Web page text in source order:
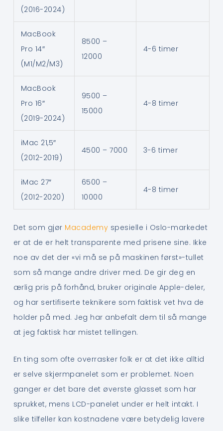
(2016-2024)
MacBook
Pro 14″
(M1/M2/M3)
8500 –
12000
4-6 timer
MacBook
Pro 16″
(2019-2024)
9500 –
15000
4-8 timer
iMac 21,5″
(2012-2019)
4500 – 7000 3-6 timer
iMac 27″
(2012-2020)
6500 –
10000
4-8 timer
Det som gjør Macademy spesielle i Oslo-markedet
er at de er helt transparente med prisene sine. Ikke
noe av det der «vi må se på maskinen først»-tullet
som så mange andre driver med. De gir deg en
ærlig pris på forhånd, bruker originale Apple-deler,
og har sertifiserte teknikere som faktisk vet hva de
holder på med. Jeg har anbefalt dem til så mange
at jeg faktisk har mistet tellingen.
En ting som ofte overrasker folk er at det ikke alltid
er selve skjermpanelet som er problemet. Noen
ganger er det bare det øverste glasset som har
sprukket, mens LCD-panelet under er helt intakt. I
slike tilfeller kan kostnadene være betydelig lavere